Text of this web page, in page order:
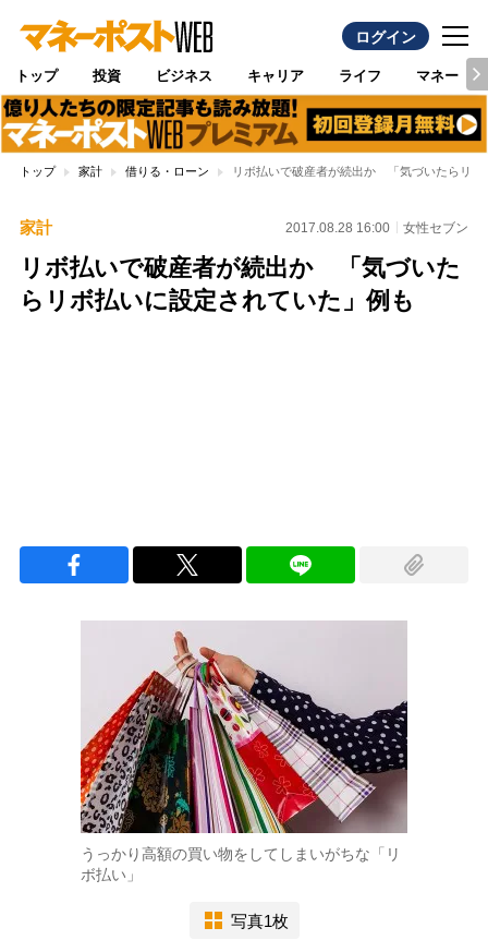
ログイン
トップ 投資 ビジネス キャリア ライフ マネー
トップ 家計 借りる・ローン リボ払いで破産者が続出か 「気づいたらリボ
家計 2017.08.28 16:00 女性セブン
リボ払いで破産者が続出か 「気づいた
らリボ払いに設定されていた」例も
うっかり高額の買い物をしてしまいがちな「リ
ボ払い」
写真1枚